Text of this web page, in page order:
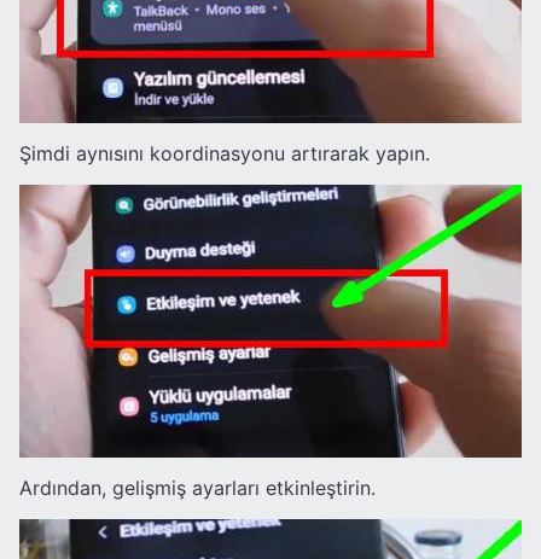
Şimdi aynısını koordinasyonu artırarak yapın.
Ardından, gelişmiş ayarları etkinleştirin.